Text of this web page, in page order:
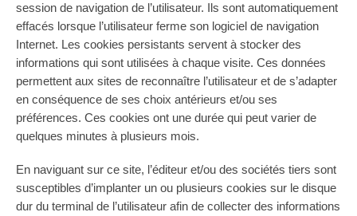
session de navigation de l’utilisateur. Ils sont automatiquement
effacés lorsque l’utilisateur ferme son logiciel de navigation
Internet. Les cookies persistants servent à stocker des
informations qui sont utilisées à chaque visite. Ces données
permettent aux sites de reconnaître l’utilisateur et de s’adapter
en conséquence de ses choix antérieurs et/ou ses
préférences. Ces cookies ont une durée qui peut varier de
quelques minutes à plusieurs mois.
En naviguant sur ce site, l’éditeur et/ou des sociétés tiers sont
susceptibles d’implanter un ou plusieurs cookies sur le disque
dur du terminal de l’utilisateur afin de collecter des informations